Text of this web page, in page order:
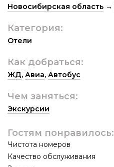
Новосибирская область →
Категория:
Отели
Как добраться:
ЖД, Авиа, Автобус
Чем заняться:
Экскурсии
Гостям понравилось:
Чистота номеров
Качество обслуживания